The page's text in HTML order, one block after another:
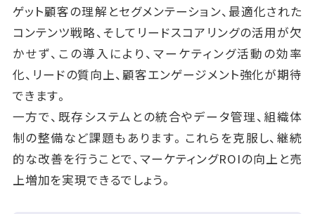
ゲット顧客の理解とセグメンテーション、最適化された
コンテンツ戦略、そしてリードスコアリングの活用が欠
かせず、この導入により、マーケティング活動の効率
化、リードの質向上、顧客エンゲージメント強化が期待
できます。
一方で、既存システムとの統合やデータ管理、組織体
制の整備など課題もあります。これらを克服し、継続
的な改善を行うことで、マーケティングROIの向上と売
上増加を実現できるでしょう。